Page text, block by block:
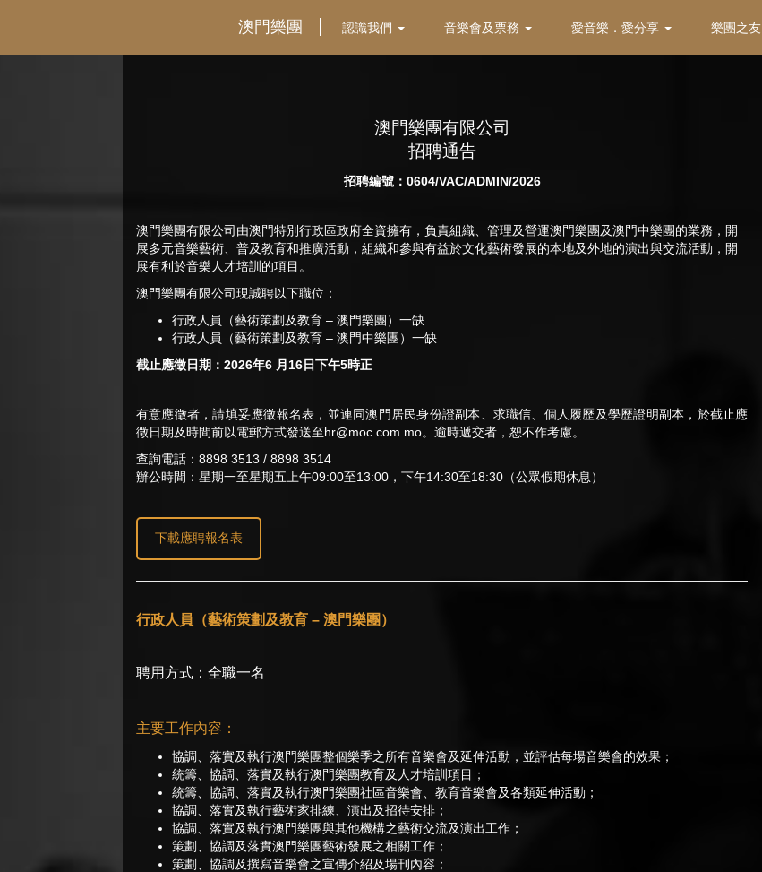
澳門樂團有限公司
招聘通告
招聘編號：0604/VAC/ADMIN/2026
澳門樂團有限公司由澳門特別行政區政府全資擁有，負責組織、管理及營運澳門樂團及澳門中樂團的業務，開
展多元音樂藝術、普及教育和推廣活動，組織和參與有益於文化藝術發展的本地及外地的演出與交流活動，開
展有利於音樂人才培訓的項目。
澳門樂團有限公司現誠聘以下職位：
行政人員（藝術策劃及教育 – 澳門樂團）一缺
行政人員（藝術策劃及教育 – 澳門中樂團）一缺
截止應徵日期：2026年6 月16日下午5時正
有意應徵者，請填妥應徵報名表，並連同澳門居民身份證副本、求職信、個人履歷及學歷證明副本，於截止應
徵日期及時間前以電郵方式發送至hr@moc.com.mo。逾時遞交者，恕不作考慮。
查詢電話：8898 3513 / 8898 3514
辦公時間：星期一至星期五上午09:00至13:00，下午14:30至18:30（公眾假期休息）
下載應聘報名表
行政人員（藝術策劃及教育 – 澳門樂團）
聘用方式：全職一名
主要工作內容：
協調、落實及執行澳門樂團整個樂季之所有音樂會及延伸活動，並評估每場音樂會的效果；
統籌、協調、落實及執行澳門樂團教育及人才培訓項目；
統籌、協調、落實及執行澳門樂團社區音樂會、教育音樂會及各類延伸活動；
協調、落實及執行藝術家排練、演出及招待安排；
協調、落實及執行澳門樂團與其他機構之藝術交流及演出工作；
策劃、協調及落實澳門樂團藝術發展之相關工作；
策劃、協調及撰寫音樂會之宣傳介紹及場刊內容；
澳門樂團 認識我們 音樂會及票務 愛音樂．愛分享 樂團之友